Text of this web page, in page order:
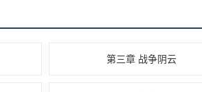
第三章 战争阴云